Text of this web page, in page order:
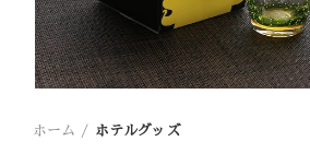
ホーム ホテルグッズ